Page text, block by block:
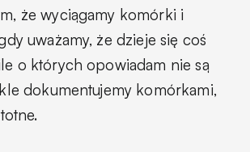
że wyciągamy komórki i
uważamy, że dzieje się coś
o których opowiadam nie są
dokumentujemy komórkami,